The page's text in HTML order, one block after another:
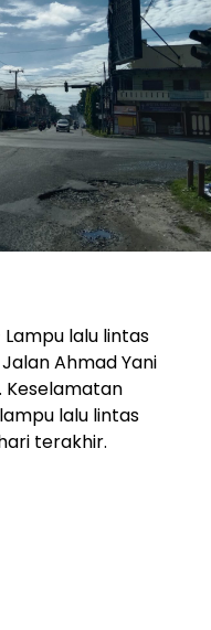
lalu lintas
Ahmad Yani
Keselamatan
lalu lintas
terakhir.